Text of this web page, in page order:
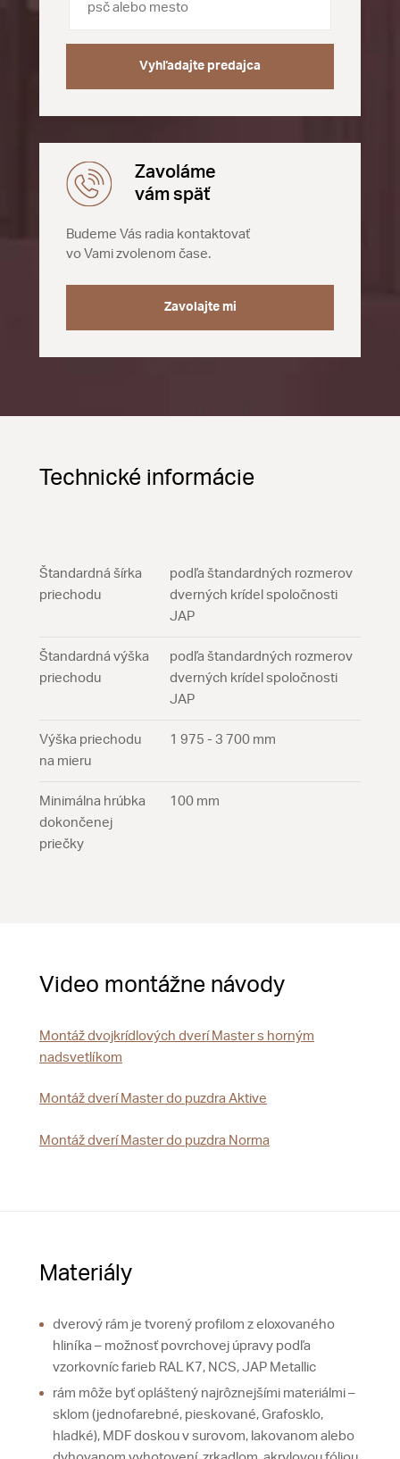
Vyhľadajte predajca
Zavoláme
vám späť
Budeme Vás radia kontaktovať
vo Vami zvolenom čase.
Zavolajte mi
Technické informácie
Štandardná šírka
priechodu
podľa štandardných rozmerov
dverných krídel spoločnosti
JAP
Štandardná výška
priechodu
podľa štandardných rozmerov
dverných krídel spoločnosti
JAP
Výška priechodu
na mieru
1 975 - 3 700 mm
Minimálna hrúbka
dokončenej
priečky
100 mm
Video montážne návody
Montáž dvojkrídlových dverí Master s horným
nadsvetlíkom
Montáž dverí Master do puzdra Aktive
Montáž dverí Master do puzdra Norma
Materiály
dverový rám je tvorený profilom z eloxovaného
hliníka – možnosť povrchovej úpravy podľa
vzorkovníc farieb RAL K7, NCS, JAP Metallic
rám môže byť opláštený najrôznejšími materiálmi –
sklom (jednofarebné, pieskované, Grafosklo,
hladké), MDF doskou v surovom, lakovanom alebo